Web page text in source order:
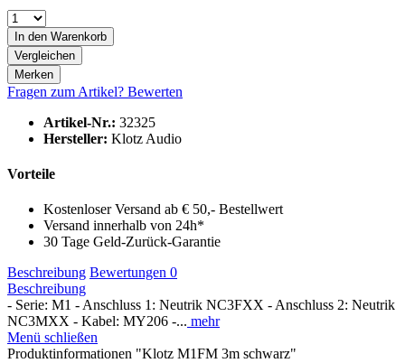
In den Warenkorb
Vergleichen
Merken
Fragen zum Artikel? Bewerten
Artikel-Nr.: 32325
Hersteller: Klotz Audio
Vorteile
Kostenloser Versand ab € 50,- Bestellwert
Versand innerhalb von 24h*
30 Tage Geld-Zurück-Garantie
Beschreibung Bewertungen 0
Beschreibung
- Serie: M1 - Anschluss 1: Neutrik NC3FXX - Anschluss 2: Neutrik
NC3MXX - Kabel: MY206 -... mehr
Menü schließen
Produktinformationen "Klotz M1FM 3m schwarz"